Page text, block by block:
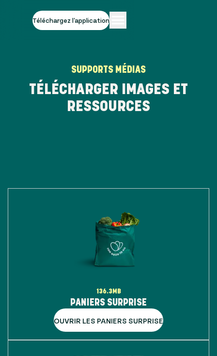
Téléchargez l'application
SUPPORTS MÉDIAS
TÉLÉCHARGER IMAGES ET
RESSOURCES
136.3MB
PANIERS SURPRISE
OUVRIR LES PANIERS SURPRISE